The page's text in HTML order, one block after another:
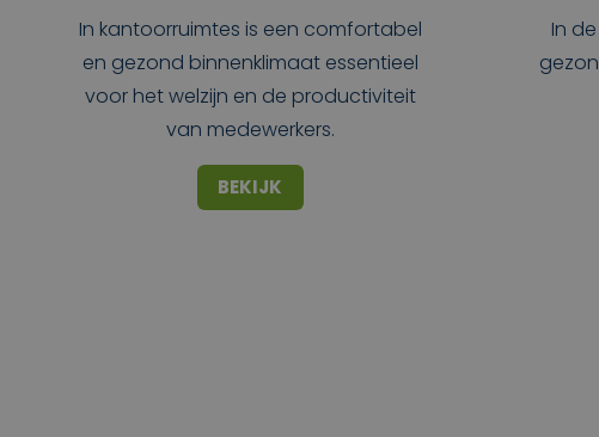
In kantoorruimtes is een comfortabel
en gezond binnenklimaat essentieel
voor het welzijn en de productiviteit
van medewerkers.
BEKIJK
In